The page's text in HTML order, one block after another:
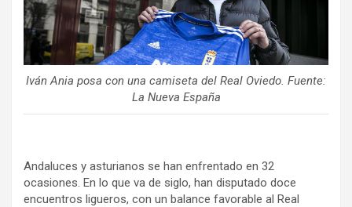
Iván Ania posa con una camiseta del Real Oviedo. Fuente:
La Nueva España
Andaluces y asturianos se han enfrentado en 32
ocasiones. En lo que va de siglo, han disputado doce
encuentros ligueros, con un balance favorable al Real